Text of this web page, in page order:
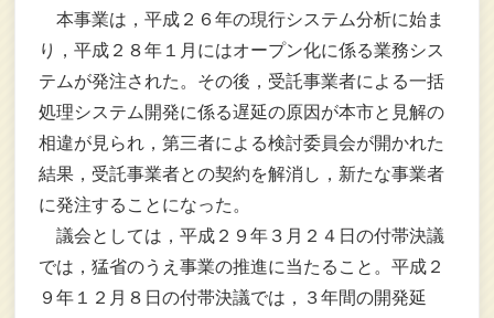
本事業は，平成２６年の現行システム分析に始ま
り，平成２８年１月にはオープン化に係る業務シス
テムが発注された。その後，受託事業者による一括
処理システム開発に係る遅延の原因が本市と見解の
相違が見られ，第三者による検討委員会が開かれた
結果，受託事業者との契約を解消し，新たな事業者
に発注することになった。
議会としては，平成２９年３月２４日の付帯決議
では，猛省のうえ事業の推進に当たること。平成２
９年１２月８日の付帯決議では，３年間の開発延